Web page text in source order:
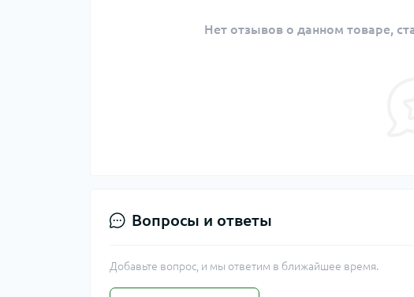
Нет отзывов о данном товаре,
Вопросы и ответы
Добавьте вопрос, и мы ответим в ближайшее время.